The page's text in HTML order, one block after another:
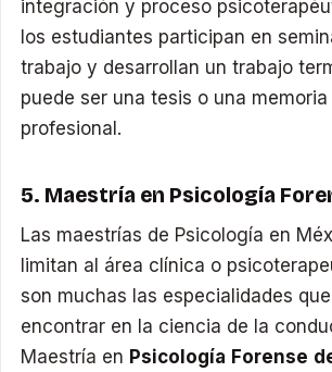
integración y proceso
los estudiantes participan en
trabajo y desarrollan un trabajo
puede ser una tesis o una
profesional.
5. Maestría en Psicología
Las maestrías de Psicología en
limitan al área clínica o
son muchas las especialidades
encontrar en la ciencia de la
Maestría en Psicología Forense